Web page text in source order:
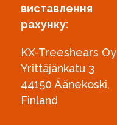
виставлення
рахунку:
KX-Treeshears Oy
Yrittäjänkatu 3
44150 Äänekoski,
Finland